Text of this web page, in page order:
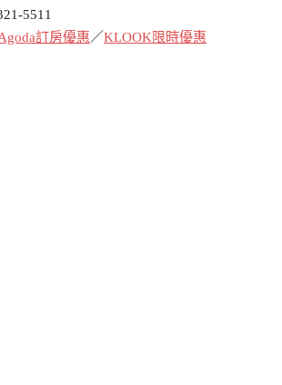
5511
訂房優惠／KLOOK限時優惠